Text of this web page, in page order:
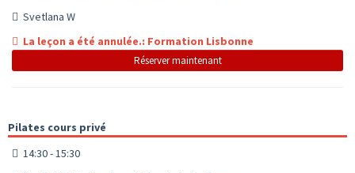
Svetlana W
La leçon a été annulée.: Formation Lisbonne
Réserver maintenant
Pilates cours privé
14:30 - 15:30